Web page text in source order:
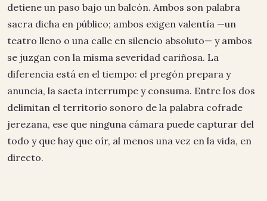
detiene un paso bajo un balcón. Ambos son palabra
sacra dicha en público; ambos exigen valentía —un
teatro lleno o una calle en silencio absoluto— y ambos
se juzgan con la misma severidad cariñosa. La
diferencia está en el tiempo: el pregón prepara y
anuncia, la saeta interrumpe y consuma. Entre los dos
delimitan el territorio sonoro de la palabra cofrade
jerezana, ese que ninguna cámara puede capturar del
todo y que hay que oír, al menos una vez en la vida, en
directo.